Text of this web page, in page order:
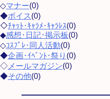
◇マナー(0)
◆ボイス (0)
◇ﾁｬｯﾄ･ｷｬﾗﾒ･ｷｬﾗﾚｽ(0)
◆感想･日記･掲示板(0)
◇ｺｽﾌﾟﾚ･同人活動(0)
◆企画･ｲﾍﾞﾝﾄ･祭り (0)
◇ メールマガジン(0)
◆その他(0)